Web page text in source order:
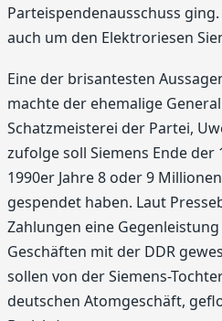
Parteispendenausschuss
auch um den Elektroriesen
Eine der brisantesten
machte der ehemalige
Schatzmeisterei der Partei,
zufolge soll Siemens Ende
1990er Jahre 8 oder 9
gespendet haben. Laut
Zahlungen eine
Geschäften mit der DDR
sollen von der Siemens-
deutschen Atomgeschäft,